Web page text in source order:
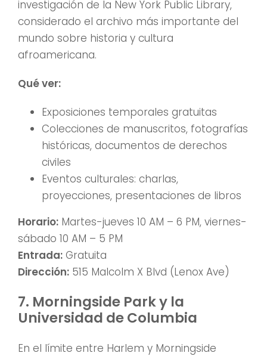
investigación de la New York Public Library,
considerado el archivo más importante del
mundo sobre historia y cultura
afroamericana.
Qué ver:
Exposiciones temporales gratuitas
Colecciones de manuscritos, fotografías
históricas, documentos de derechos
civiles
Eventos culturales: charlas,
proyecciones, presentaciones de libros
Horario: Martes-jueves 10 AM – 6 PM, viernes-
sábado 10 AM – 5 PM
Entrada: Gratuita
Dirección: 515 Malcolm X Blvd (Lenox Ave)
7. Morningside Park y la
Universidad de Columbia
En el límite entre Harlem y Morningside